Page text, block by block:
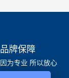
品牌保障
因为专业 所以放心